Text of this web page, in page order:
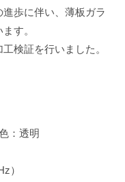
歩に伴い、薄板ガラ
す。
検証を行いました。
：透明
）